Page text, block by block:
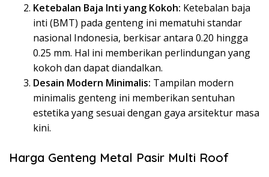
Ketebalan Baja Inti yang Kokoh: Ketebalan baja
inti (BMT) pada genteng ini mematuhi standar
nasional Indonesia, berkisar antara 0.20 hingga
0.25 mm. Hal ini memberikan perlindungan yang
kokoh dan dapat diandalkan.
Desain Modern Minimalis: Tampilan modern
minimalis genteng ini memberikan sentuhan
estetika yang sesuai dengan gaya arsitektur masa
kini.
Harga Genteng Metal Pasir Multi Roof